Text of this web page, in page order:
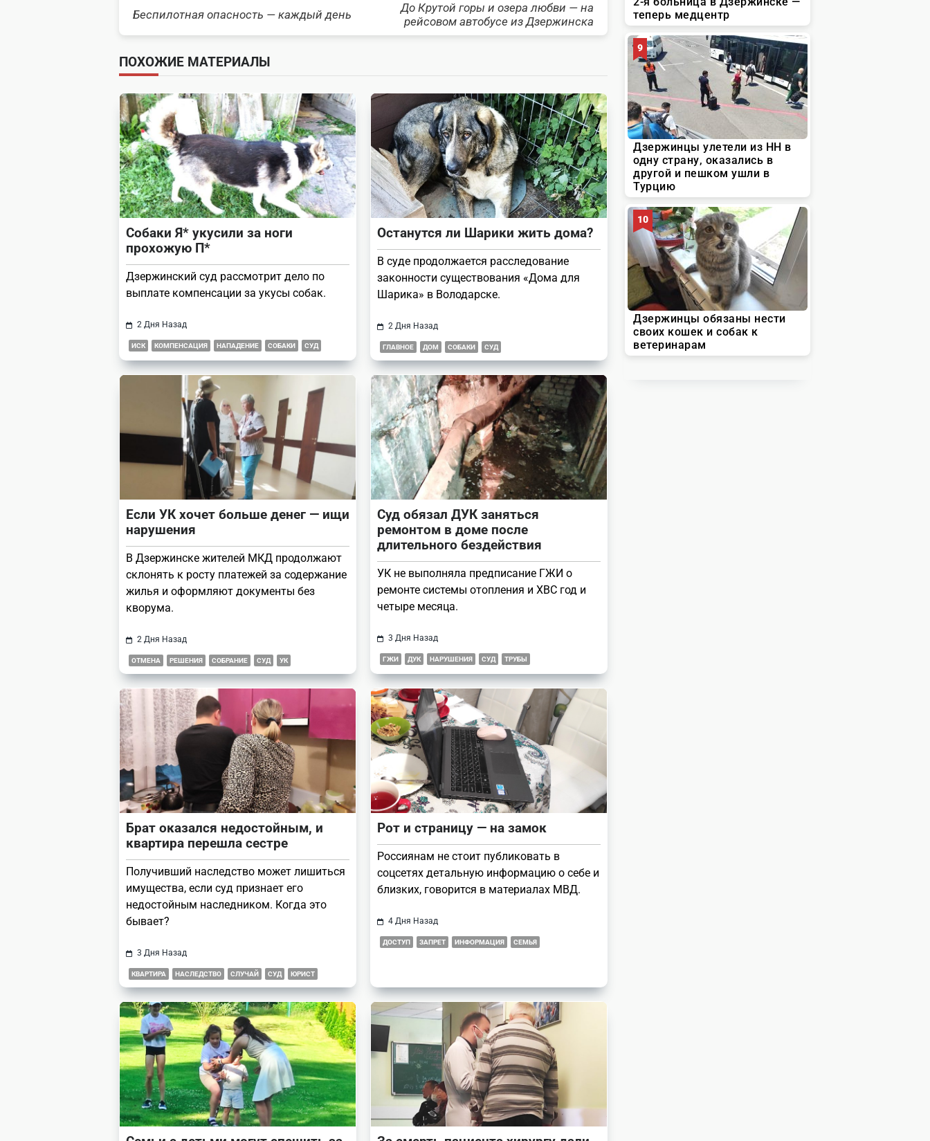
class="nav-
screen-
reader-
text">Page</span>
Беспилотная опасность — каждый день
До Крутой горы и озера любви — на
рейсовом автобусе из Дзержинска
ПОХОЖИЕ МАТЕРИАЛЫ
Собаки Я* укусили за ноги
прохожую П*
Дзержинский суд рассмотрит дело по
выплате компенсации за укусы собак.
2 Дня Назад
ИСК КОМПЕНСАЦИЯ НАПАДЕНИЕ СОБАКИ СУД
Останутся ли Шарики жить дома?
В суде продолжается расследование
законности существования «Дома для
Шарика» в Володарске.
2 Дня Назад
ГЛАВНОЕ ДОМ СОБАКИ СУД
Если УК хочет больше денег — ищи
нарушения
В Дзержинске жителей МКД продолжают
склонять к росту платежей за содержание
жилья и оформляют документы без
кворума.
2 Дня Назад
ОТМЕНА РЕШЕНИЯ СОБРАНИЕ СУД УК
Суд обязал ДУК заняться
ремонтом в доме после
длительного бездействия
УК не выполняла предписание ГЖИ о
ремонте системы отопления и ХВС год и
четыре месяца.
3 Дня Назад
ГЖИ ДУК НАРУШЕНИЯ СУД ТРУБЫ
Брат оказался недостойным, и
квартира перешла сестре
Получивший наследство может лишиться
имущества, если суд признает его
недостойным наследником. Когда это
бывает?
3 Дня Назад
КВАРТИРА НАСЛЕДСТВО СЛУЧАЙ СУД ЮРИСТ
Рот и страницу — на замок
Россиянам не стоит публиковать в
соцсетях детальную информацию о себе и
близких, говорится в материалах МВД.
4 Дня Назад
ДОСТУП ЗАПРЕТ ИНФОРМАЦИЯ СЕМЬЯ